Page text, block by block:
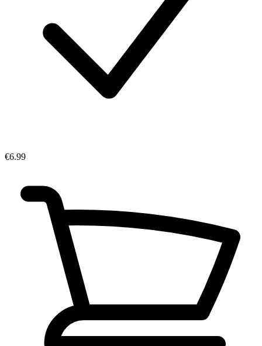
€6.99